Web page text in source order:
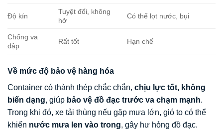
Độ kín
Tuyệt đối, không
hở
Có thể lọt nước, bụi
Chống va
đập
Rất tốt Hạn chế
Về mức độ bảo vệ hàng hóa
Container có thành thép chắc chắn, chịu lực tốt, không
biến dạng, giúp bảo vệ đồ đạc trước va chạm mạnh.
Trong khi đó, xe tải thùng nếu gặp mưa lớn, gió to có thể
khiến nước mưa len vào trong, gây hư hỏng đồ đạc.